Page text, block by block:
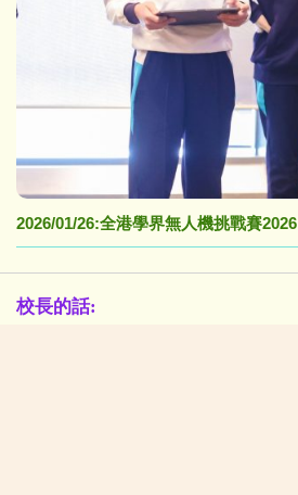
2026/01/26:全港學界無人機挑戰賽2026
校長的話: